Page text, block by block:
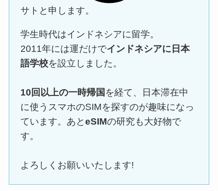
サトと申します。
学生時代はインドネシアに留学。
2011年には運だけでインドネシアに日本
語学校を設立しました。
10回以上の一時帰国 を経て、日本滞在中
に使うスマホのSIMを探すのが趣味になっ
ています。あとeSIMの研究も大好物で
す。
よろしくお願いいたします!